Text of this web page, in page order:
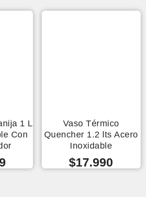
1 L
Con
Vaso Térmico
Quencher 1.2 lts Acero
Inoxidable
$17.990